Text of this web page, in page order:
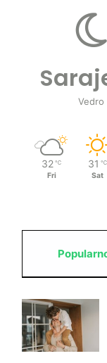
Vedro
32 ℃
Fri
31 ℃
Sat